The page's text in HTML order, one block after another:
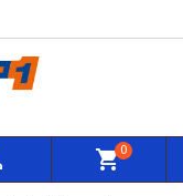
0
soovinimekirja lisada.